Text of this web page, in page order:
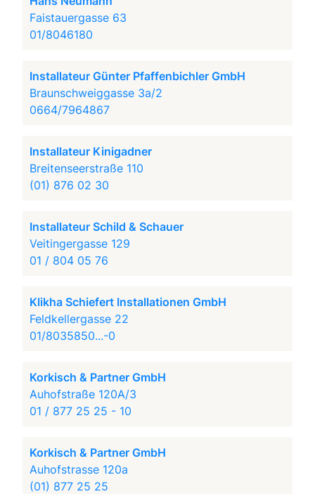
Faistauergasse 63
01/8046180
Installateur Günter Pfaffenbichler GmbH
Braunschweiggasse 3a/2
0664/7964867
Installateur Kinigadner
Breitenseerstraße 110
(01) 876 02 30
Installateur Schild & Schauer
Veitingergasse 129
01 / 804 05 76
Klikha Schiefert Installationen GmbH
Feldkellergasse 22
01/8035850...-0
Korkisch & Partner GmbH
Auhofstraße 120A/3
01 / 877 25 25 - 10
Korkisch & Partner GmbH
Auhofstrasse 120a
(01) 877 25 25